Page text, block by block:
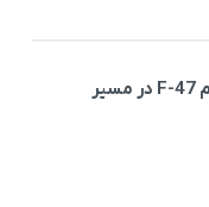
جنگنده نسل ششم F-47 در مسیر